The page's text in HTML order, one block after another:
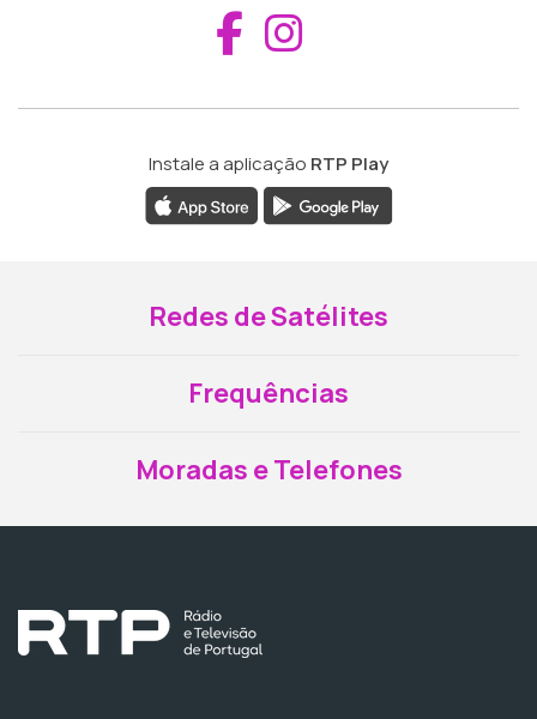
Aceder ao
Instale a aplicação RTP Play
Redes de Satélites
Frequências
Moradas e Telefones